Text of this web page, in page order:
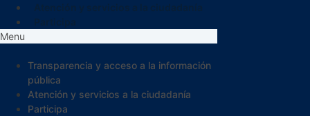
Menu
Transparencia y acceso a la información
pública
Atención y servicios a la ciudadanía
Participa